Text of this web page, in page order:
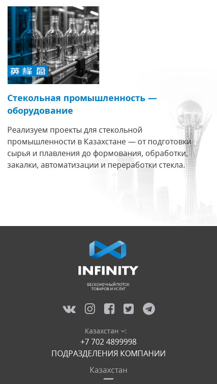
Стекольная промышленность —
оборудование
Реализуем проекты для стекольной
промышленности в Казахстане — от подготовки
сырья и плавления до формования, обработки,
закалки, автоматизации и переработки стекла.
Казахстан :
+7 702 4899998
ПОДРАЗДЕЛЕНИЯ КОМПАНИИ
Казахстан